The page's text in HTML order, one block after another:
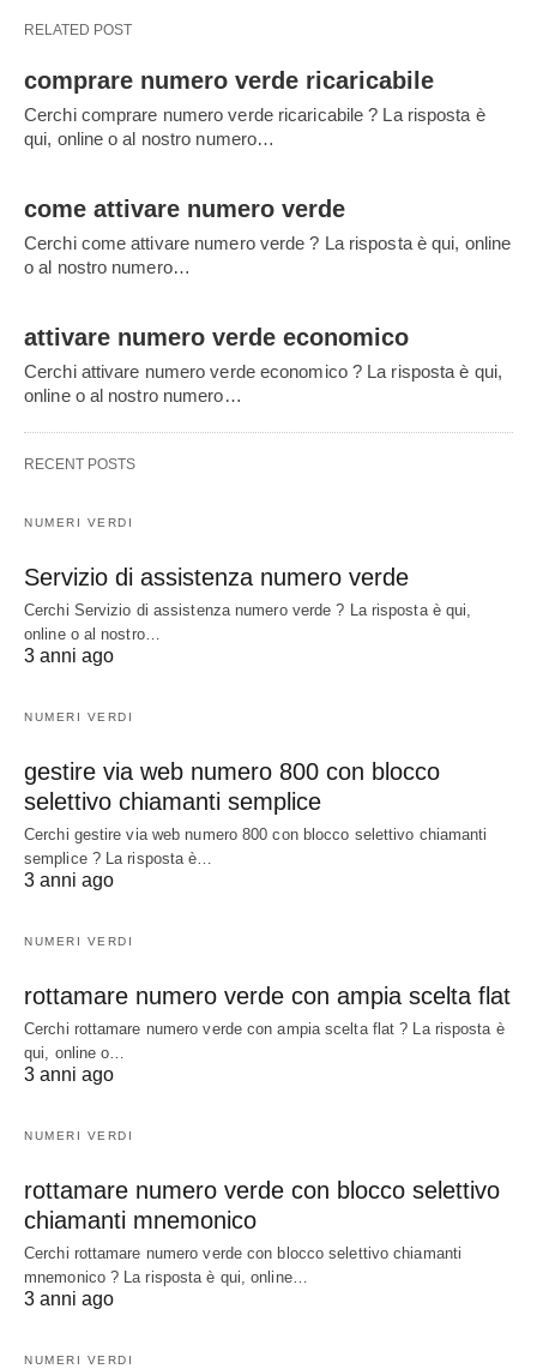
RELATED POST
comprare numero verde ricaricabile
Cerchi comprare numero verde ricaricabile ? La risposta è
qui, online o al nostro numero…
come attivare numero verde
Cerchi come attivare numero verde ? La risposta è qui, online
o al nostro numero…
attivare numero verde economico
Cerchi attivare numero verde economico ? La risposta è qui,
online o al nostro numero…
RECENT POSTS
NUMERI VERDI
Servizio di assistenza numero verde
Cerchi Servizio di assistenza numero verde ? La risposta è qui,
online o al nostro…
3 anni ago
NUMERI VERDI
gestire via web numero 800 con blocco
selettivo chiamanti semplice
Cerchi gestire via web numero 800 con blocco selettivo chiamanti
semplice ? La risposta è…
3 anni ago
NUMERI VERDI
rottamare numero verde con ampia scelta flat
Cerchi rottamare numero verde con ampia scelta flat ? La risposta è
qui, online o…
3 anni ago
NUMERI VERDI
rottamare numero verde con blocco selettivo
chiamanti mnemonico
Cerchi rottamare numero verde con blocco selettivo chiamanti
mnemonico ? La risposta è qui, online…
3 anni ago
NUMERI VERDI